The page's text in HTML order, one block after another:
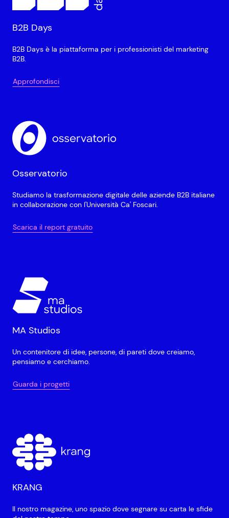
B2B Days
B2B Days è la piattaforma per i professionisti del marketing
B2B.
Approfondisci
Osservatorio
Studiamo la trasformazione digitale delle aziende B2B italiane
in collaborazione con l'Università Ca' Foscari.
Scarica il report gratuito
MA Studios
Un contenitore di idee, persone, di pareti dove creiamo,
pensiamo e cerchiamo.
Guarda i progetti
KRANG
Il nostro magazine, uno spazio dove segnare su carta le sfide